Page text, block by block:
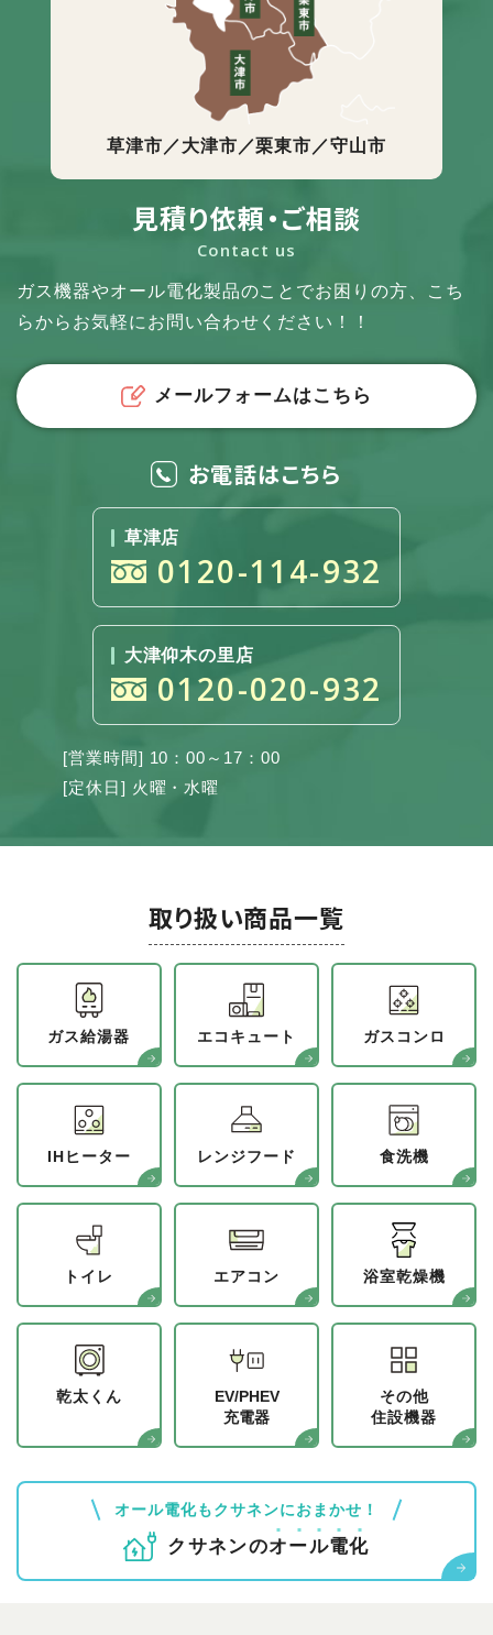
草津市／大津市／栗東市／守山市
見積り依頼・ご相談
Contact us
ガス機器やオール電化製品のことでお困りの方、
こち
らからお気軽にお問い合わせください！！
メールフォームはこちら
お電話はこちら
草津店
0120-114-932
大津仰木の里店
0120-020-932
[営業時間] 10：00～17：00
[定休日] 火曜・水曜
取り扱い商品一覧
ガス給湯器 エコキュート ガスコンロ
IHヒーター レンジフード 食洗機
トイレ エアコン 浴室乾燥機
乾太くん
EV/PHEV
充電器
その他
住設機器
オール電化もクサネンにおまかせ！
クサネンのオール電化